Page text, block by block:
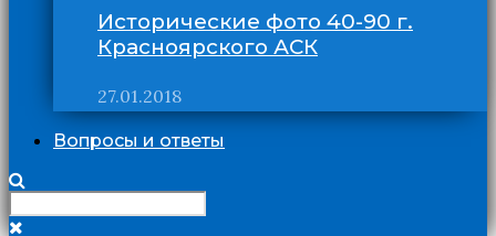
Исторические фото 40-90 г.
Красноярского АСК
27.01.2018
Вопросы и ответы